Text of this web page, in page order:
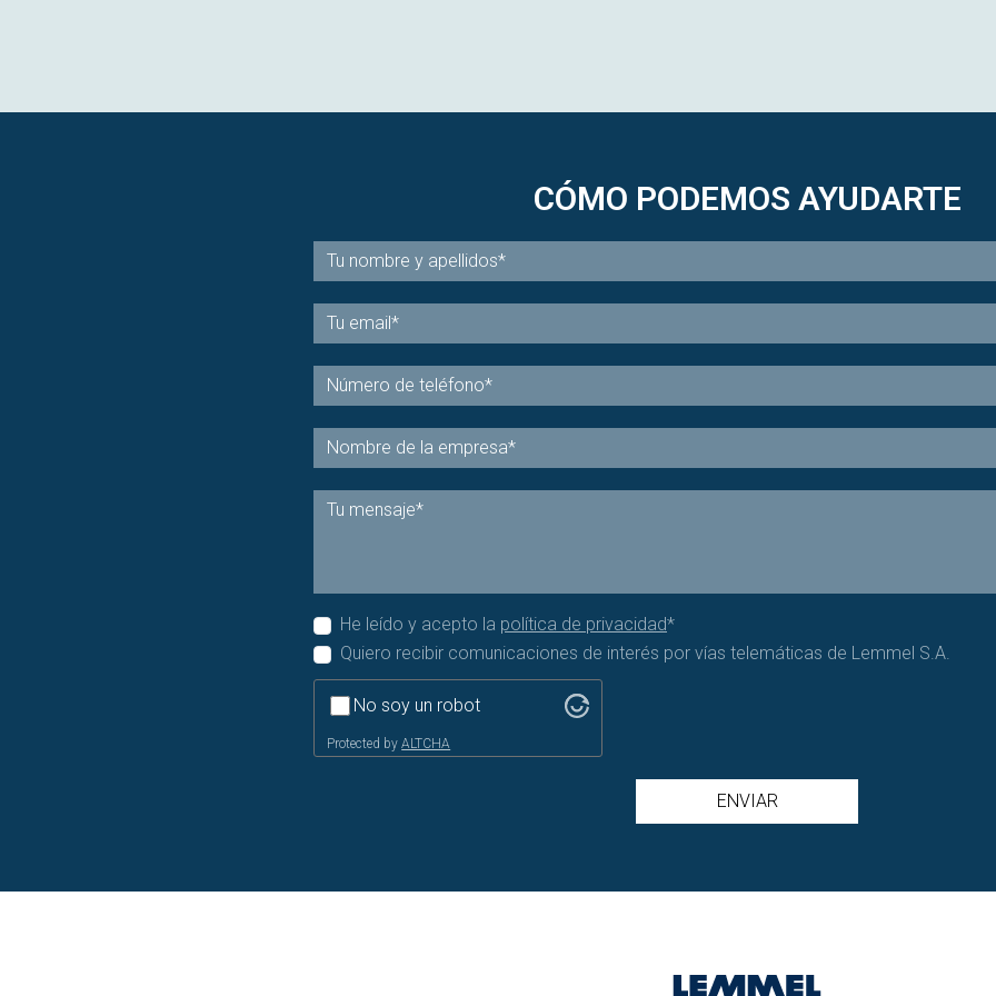
CÓMO PODEMOS AYUDARTE
He leído y acepto la política de privacidad*
Quiero recibir comunicaciones de interés por vías telemáticas de Lemmel S.A.
No soy un robot
Protected byALTCHA
ENVIAR